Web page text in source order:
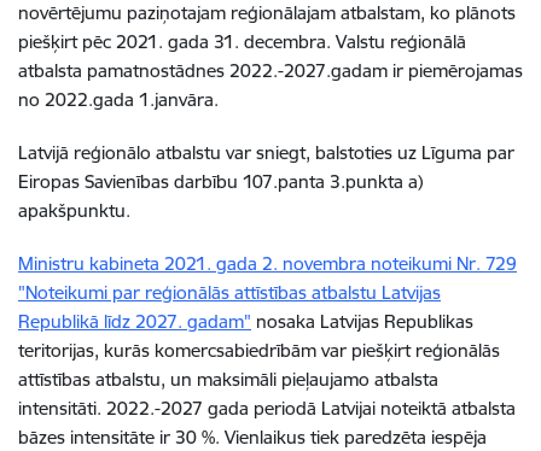
novērtējumu paziņotajam reģionālajam atbalstam, ko plānots
piešķirt pēc 2021. gada 31. decembra. Valstu reģionālā
atbalsta pamatnostādnes 2022.-2027.gadam ir piemērojamas
no 2022.gada 1.janvāra.
Latvijā reģionālo atbalstu var sniegt, balstoties uz Līguma par
Eiropas Savienības darbību 107.panta 3.punkta a)
apakšpunktu.
Ministru kabineta 2021. gada 2. novembra noteikumi Nr. 729
"Noteikumi par reģionālās attīstības atbalstu Latvijas
Republikā līdz 2027. gadam" nosaka Latvijas Republikas
teritorijas, kurās komercsabiedrībām var piešķirt reģionālās
attīstības atbalstu, un maksimāli pieļaujamo atbalsta
intensitāti. 2022.-2027 gada periodā Latvijai noteiktā atbalsta
bāzes intensitāte ir 30 %. Vienlaikus tiek paredzēta iespēja